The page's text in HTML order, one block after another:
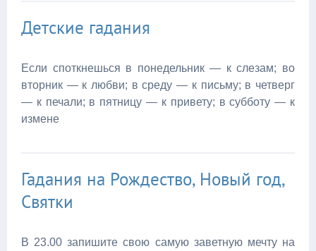
Детские гадания
Если споткнешься в понедельник — к слезам; во
вторник — к любви; в среду — к письму; в четверг
— к печали; в пятницу — к привету; в субботу — к
измене
Гадания на Рождество, Новый год,
Святки
В 23.00 запишите свою самую заветную мечту на